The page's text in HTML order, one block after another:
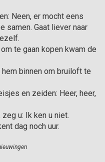
Neen, er mocht eens
samen. Gaat liever naar
te gaan kopen kwam de
binnen om bruiloft te
en zeiden: Heer, heer,
u: Ik ken u niet.
dag noch uur.